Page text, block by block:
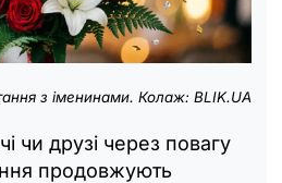
з іменинами. Колаж: BLIK.UA
чи друзі через повагу
продовжують